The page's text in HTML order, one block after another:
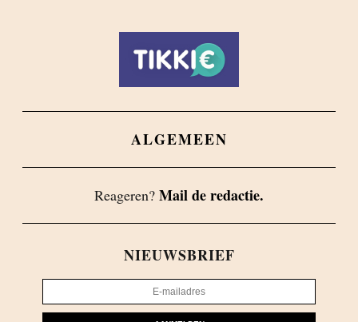
ALGEMEEN
Reageren? Mail de redactie.
NIEUWSBRIEF